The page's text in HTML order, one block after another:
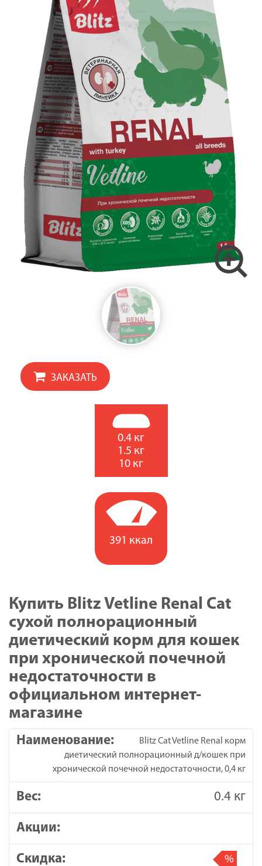
ЗАКАЗАТЬ
0.4 кг
1.5 кг
10 кг
391 ккал
Купить Blitz Vetline Renal Cat
сухой полнорационный
диетический корм для кошек
при хронической почечной
недостаточности в
официальном интернет-
магазине
Blitz Cat Vetline Renal корм
диетический полнорационный д/кошек при
хронической почечной недостаточности, 0,4 кг
0.4 кг
%